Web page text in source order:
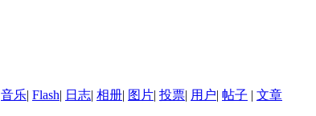
音乐| Flash| 日志| 相册| 图片| 投票| 用户| 帖子 | 文章